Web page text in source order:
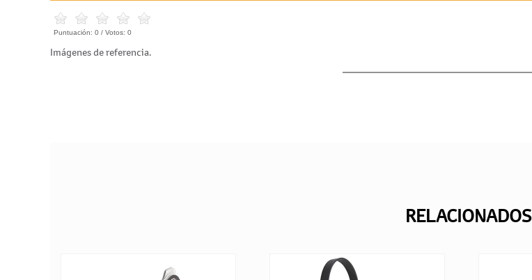
Puntuación: 0 / Votos: 0
Imágenes de referencia.
RELACIONADOS